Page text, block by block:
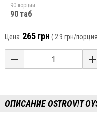
90 порций
90 таб
Цена: 265 грн ( 2.9 грн/
ОПИСАНИЕ OSTROVIT